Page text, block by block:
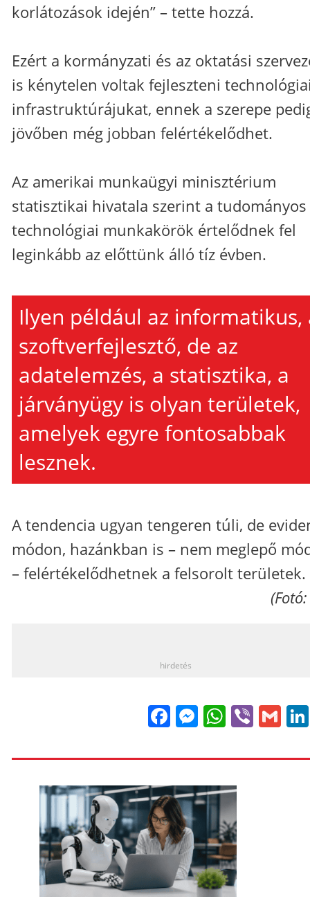
korlátozások idején” – tette hozzá.
Ezért a kormányzati és az oktatási
is kénytelen voltak fejleszteni
infrastruktúrájukat, ennek a szerepe
jövőben még jobban felértékelődhet.
Az amerikai munkaügyi minisztérium
statisztikai hivatala szerint a tudományos
technológiai munkakörök értelődnek fel
leginkább az előttünk álló tíz évben.
Ilyen például az informatikus,
szoftverfejlesztő, de az
adatelemzés, a statisztika, a
járványügy is olyan területek,
amelyek egyre fontosabbak
lesznek.
A tendencia ugyan tengeren túli, de
módon, hazánkban is – nem meglepő
– felértékelődhetnek a felsorolt területek.
(Fotó:
hirdetés
FacebookViber